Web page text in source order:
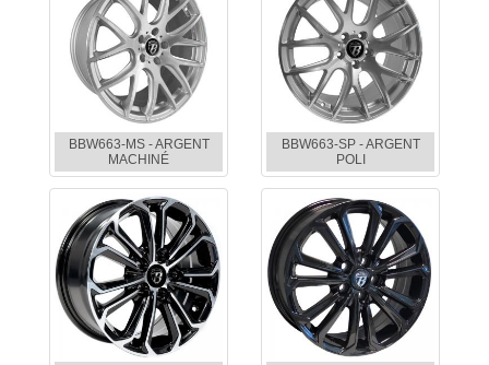
BBW663-MS - ARGENT
MACHINÉ
BBW663-SP - ARGENT
POLI